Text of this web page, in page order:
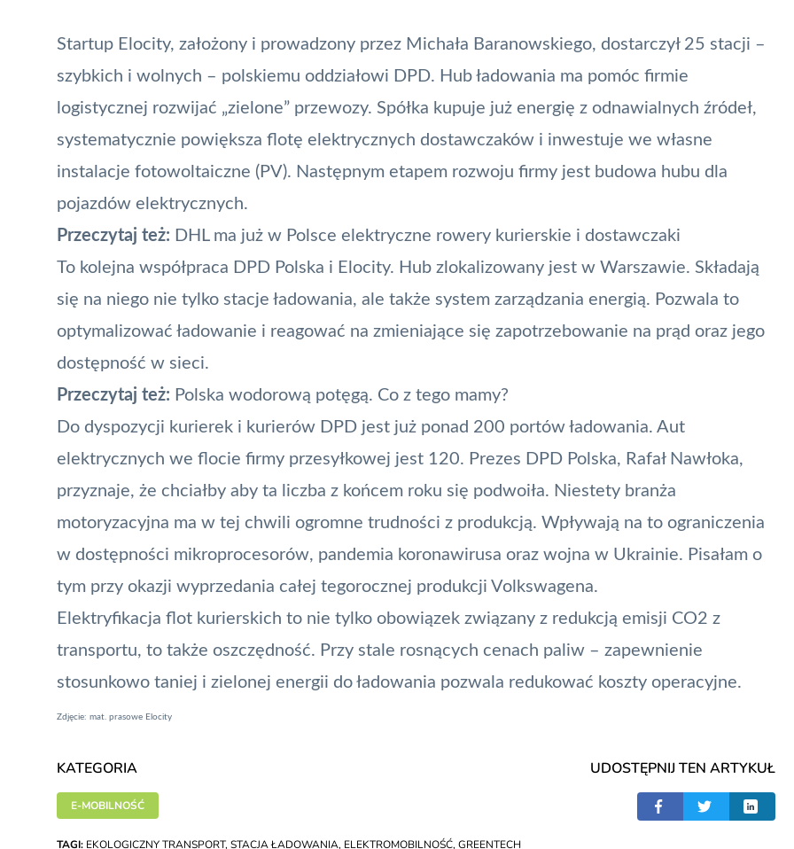
Startup Elocity, założony i prowadzony przez Michała Baranowskiego, dostarczył 25 stacji –
szybkich i wolnych – polskiemu oddziałowi DPD. Hub ładowania ma pomóc firmie
logistycznej rozwijać „zielone” przewozy. Spółka kupuje już energię z odnawialnych źródeł,
systematycznie powiększa flotę elektrycznych dostawczaków i inwestuje we własne
instalacje fotowoltaiczne (PV). Następnym etapem rozwoju firmy jest budowa hubu dla
pojazdów elektrycznych.
Przeczytaj też: DHL ma już w Polsce elektryczne rowery kurierskie i dostawczaki
To kolejna współpraca DPD Polska i Elocity. Hub zlokalizowany jest w Warszawie. Składają
się na niego nie tylko stacje ładowania, ale także system zarządzania energią. Pozwala to
optymalizować ładowanie i reagować na zmieniające się zapotrzebowanie na prąd oraz jego
dostępność w sieci.
Przeczytaj też: Polska wodorową potęgą. Co z tego mamy?
Do dyspozycji kurierek i kurierów DPD jest już ponad 200 portów ładowania. Aut
elektrycznych we flocie firmy przesyłkowej jest 120. Prezes DPD Polska, Rafał Nawłoka,
przyznaje, że chciałby aby ta liczba z końcem roku się podwoiła. Niestety branża
motoryzacyjna ma w tej chwili ogromne trudności z produkcją. Wpływają na to ograniczenia
w dostępności mikroprocesorów, pandemia koronawirusa oraz wojna w Ukrainie. Pisałam o
tym przy okazji wyprzedania całej tegorocznej produkcji Volkswagena.
Elektryfikacja flot kurierskich to nie tylko obowiązek związany z redukcją emisji CO2 z
transportu, to także oszczędność. Przy stale rosnących cenach paliw – zapewnienie
stosunkowo taniej i zielonej energii do ładowania pozwala redukować koszty operacyjne.
Zdjęcie: mat. prasowe Elocity
KATEGORIA
E-MOBILNOŚĆ
UDOSTĘPNIJ TEN ARTYKUŁ
TAGI: EKOLOGICZNY TRANSPORT, STACJA ŁADOWANIA, ELEKTROMOBILNOŚĆ, GREENTECH